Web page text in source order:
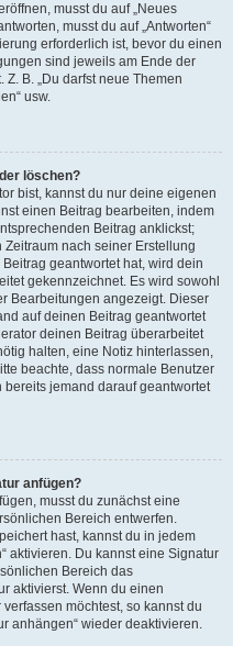
musst du auf „Neues
musst du auf „Antworten“
erforderlich ist, bevor du einen
sind jeweils am Ende der
B. „Du darfst neue Themen
usw.
löschen?
bist, kannst du nur deine eigenen
einen Beitrag bearbeiten, indem
Beitrag anklickst;
nach seiner Erstellung
geantwortet hat, wird dein
gekennzeichnet. Es wird sowohl
Bearbeitungen angezeigt. Dieser
auf deinen Beitrag geantwortet
deinen Beitrag überarbeitet
halten, eine Notiz hinterlassen,
beachte, dass normale Benutzer
jemand darauf geantwortet
anfügen?
musst du zunächst eine
Bereich entwerfen.
hast, kannst du in jedem
aktivieren. Du kannst eine Signatur
Bereich das
aktivierst. Wenn du einen
möchtest, so kannst du
anhängen“ wieder deaktivieren.